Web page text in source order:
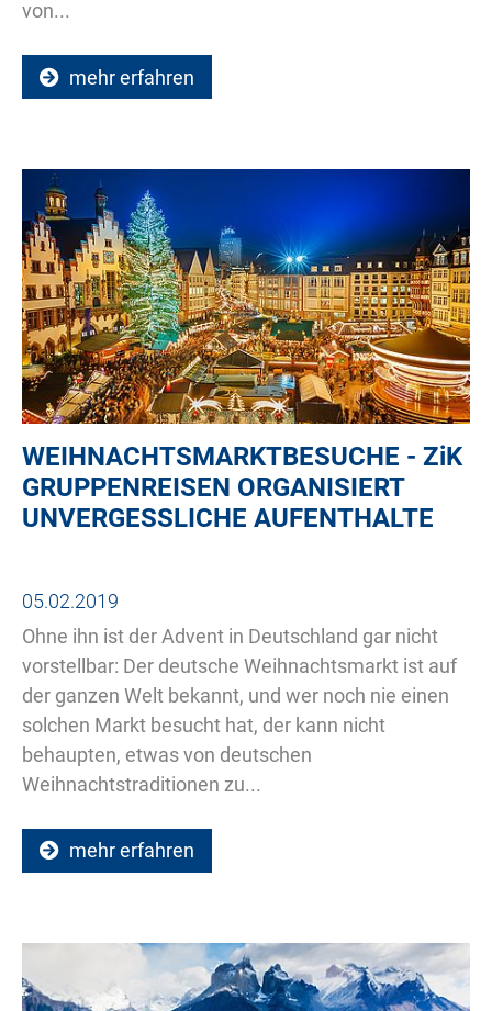
von...
mehr erfahren
WEIHNACHTSMARKTBESUCHE - ZiK
GRUPPENREISEN ORGANISIERT
UNVERGESSLICHE AUFENTHALTE
05.02.2019
Ohne ihn ist der Advent in Deutschland gar nicht
vorstellbar: Der deutsche Weihnachtsmarkt ist auf
der ganzen Welt bekannt, und wer noch nie einen
solchen Markt besucht hat, der kann nicht
behaupten, etwas von deutschen
Weihnachtstraditionen zu...
mehr erfahren